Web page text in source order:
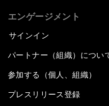
エンゲージメント
サインイン
パートナー（組織）につい
参加する（個人、組織）
プレスリリース登録